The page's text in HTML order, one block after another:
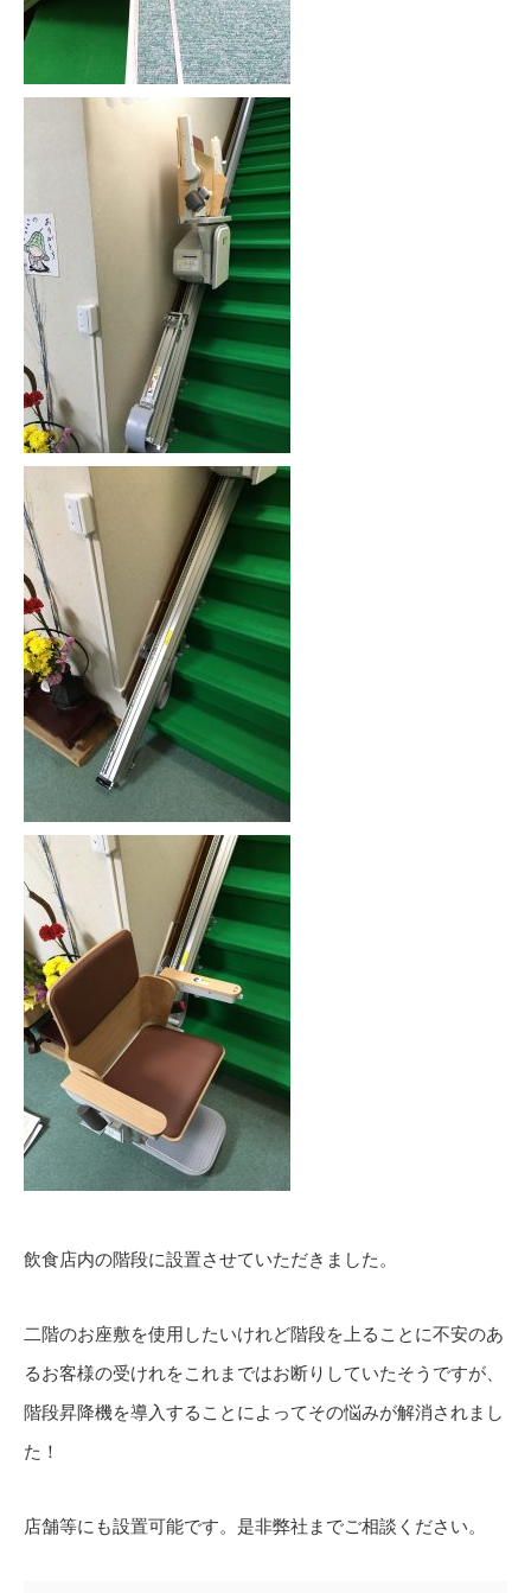
飲食店内の階段に設置させていただきました。
二階のお座敷を使用したいけれど階段を上ることに不安のあ
るお客様の受けれをこれまではお断りしていたそうですが、
階段昇降機を導入することによってその悩みが解消されまし
た！
店舗等にも設置可能です。是非弊社までご相談ください。